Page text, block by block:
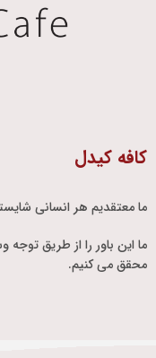
کافه کیدل
ما معتقدیم هر انسانی
ما این باور را از طریق
محقق می کنیم.